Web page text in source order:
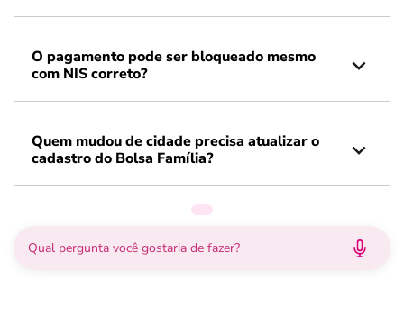
O pagamento pode ser bloqueado mesmo
com NIS correto?
Quem mudou de cidade precisa atualizar o
cadastro do Bolsa Família?